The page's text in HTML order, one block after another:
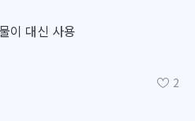
이 대신 사용
2